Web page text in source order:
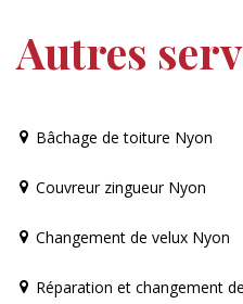
Autres
Bâchage de toiture Nyon
Couvreur zingueur Nyon
Changement de velux Nyon
Réparation et changement